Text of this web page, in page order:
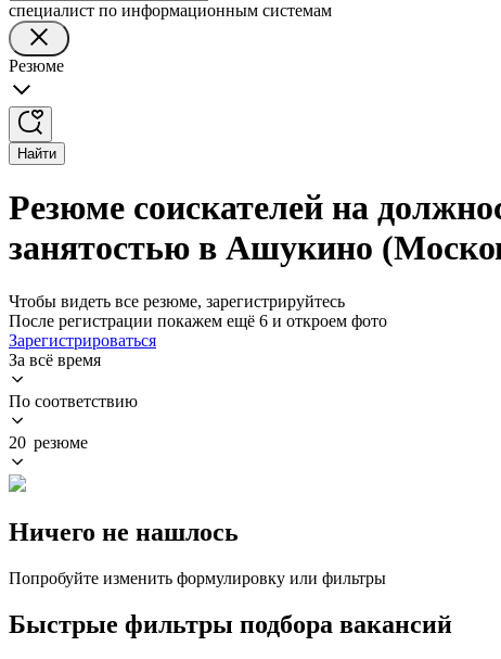
специалист по информационным системам
Резюме
Найти
Резюме соискателей на
занятостью в Ашукино
Чтобы видеть все резюме, зарегистрируйтесь
После регистрации покажем ещё 6 и откроем фото
Зарегистрироваться
За всё время
По соответствию
20 резюме
Ничего не нашлось
Попробуйте изменить формулировку или фильтры
Быстрые фильтры подбора вакансий